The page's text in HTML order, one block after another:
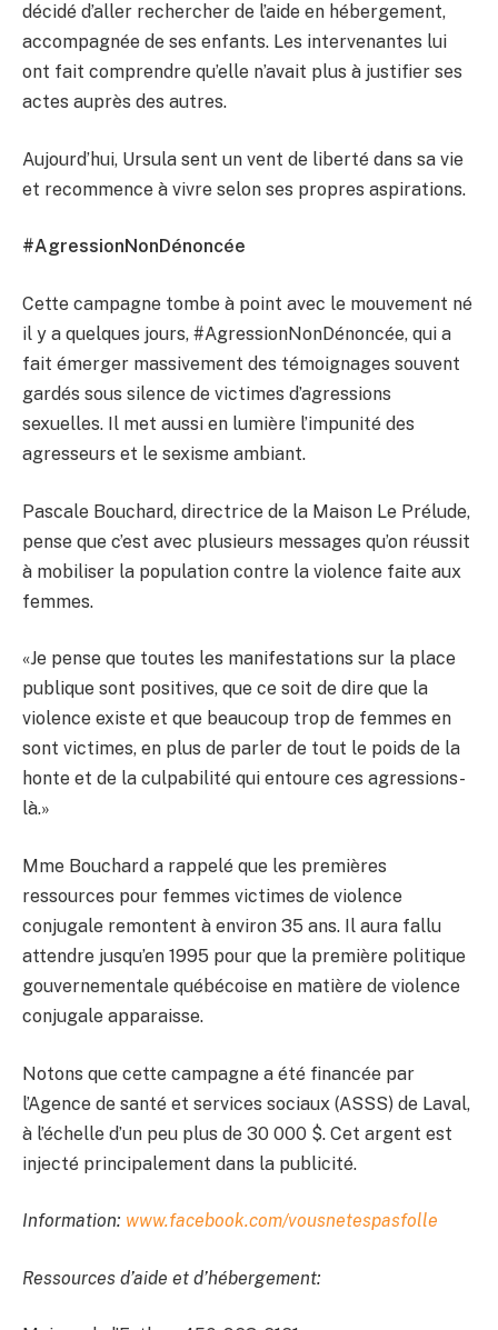
décidé d’aller rechercher de l’aide en hébergement,
accompagnée de ses enfants. Les intervenantes lui
ont fait comprendre qu’elle n’avait plus à justifier ses
actes auprès des autres.
Aujourd’hui, Ursula sent un vent de liberté dans sa vie
et recommence à vivre selon ses propres aspirations.
#AgressionNonDénoncée
Cette campagne tombe à point avec le mouvement né
il y a quelques jours, #AgressionNonDénoncée, qui a
fait émerger massivement des témoignages souvent
gardés sous silence de victimes d’agressions
sexuelles. Il met aussi en lumière l’impunité des
agresseurs et le sexisme ambiant.
Pascale Bouchard, directrice de la Maison Le Prélude,
pense que c’est avec plusieurs messages qu’on réussit
à mobiliser la population contre la violence faite aux
femmes.
«Je pense que toutes les manifestations sur la place
publique sont positives, que ce soit de dire que la
violence existe et que beaucoup trop de femmes en
sont victimes, en plus de parler de tout le poids de la
honte et de la culpabilité qui entoure ces agressions-
là.»
Mme Bouchard a rappelé que les premières
ressources pour femmes victimes de violence
conjugale remontent à environ 35 ans. Il aura fallu
attendre jusqu’en 1995 pour que la première politique
gouvernementale québécoise en matière de violence
conjugale apparaisse.
Notons que cette campagne a été financée par
l’Agence de santé et services sociaux (ASSS) de Laval,
à l’échelle d’un peu plus de 30 000 $. Cet argent est
injecté principalement dans la publicité.
Information: www.facebook.com/vousnetespasfolle
Ressources d’aide et d’hébergement: